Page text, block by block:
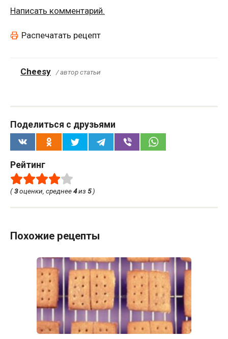
Написать комментарий.
Распечатать рецепт
Cheesy / автор статьи
Поделиться с друзьями
Рейтинг
(3оценки, среднее4из 5)
Похожие рецепты